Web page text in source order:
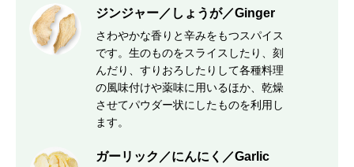
ジンジャー／しょうが／Ginger
さわやかな香りと辛みをもつスパイス
です。生のものをスライスしたり、刻
んだり、すりおろしたりして各種料理
の風味付けや薬味に用いるほか、乾燥
させてパウダー状にしたものを利用し
ます。
ガーリック／にんにく／Garlic